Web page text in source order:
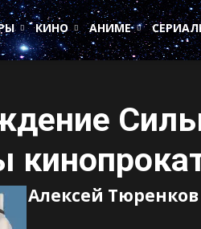
КИНО АНИМЕ
Алексей Тюренков